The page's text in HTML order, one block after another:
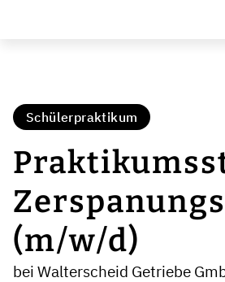
Schülerpraktikum
(m/w/d)
bei Walterscheid Getriebe